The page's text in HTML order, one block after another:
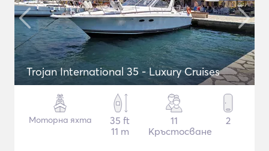
Trojan International 35 - Luxury Cruises
Моторна яхта
35 ft
11 m
11
Кръстосване
2